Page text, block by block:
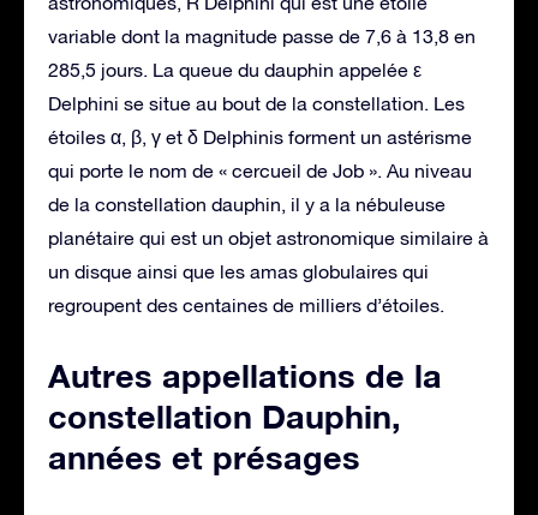
variable dont la magnitude passe de 7,6 à 13,8 en
285,5 jours. La queue du dauphin appelée ε
Delphini se situe au bout de la constellation. Les
étoiles α, β, γ et δ Delphinis forment un astérisme
qui porte le nom de « cercueil de Job ». Au niveau
de la constellation dauphin, il y a la nébuleuse
planétaire qui est un objet astronomique similaire à
un disque ainsi que les amas globulaires qui
regroupent des centaines de milliers d’étoiles.
Autres appellations de la
constellation Dauphin,
années et présages